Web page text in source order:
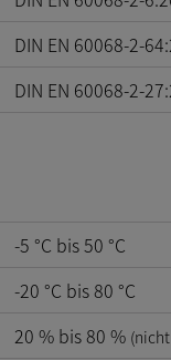
DIN EN 60068-2-
DIN EN 60068-2-
-5 °C bis50 °C
-20 °C bis80 °C
20 %bis80 %